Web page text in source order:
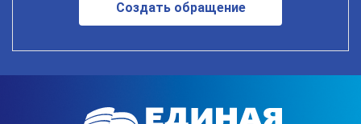
Создать обращение